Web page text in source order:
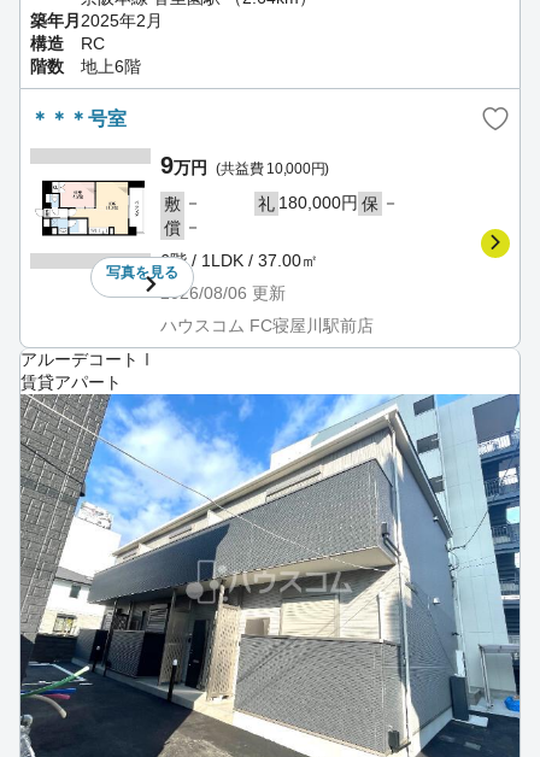
築年月 2025年2月
構造
RC
階数
地上6階
＊＊＊号室
写真を見る
9万円 (共益費 10,000円)
敷 － 礼 180,000円 保 －
償 －
6階 / 1LDK / 37.00㎡
2026/08/06 更新
ハウスコム FC寝屋川駅前店
アルーデコートⅠ
賃貸アパート